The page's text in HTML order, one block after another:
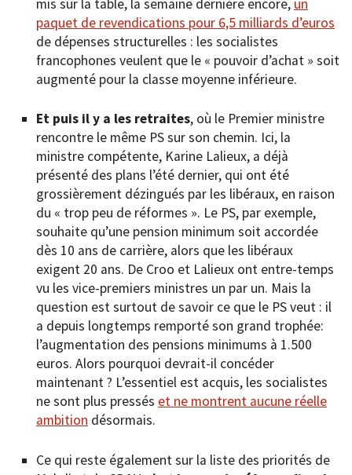
mis sur la table, la semaine dernière encore, un
paquet de revendications pour 6,5 milliards d’euros
de dépenses structurelles : les socialistes
francophones veulent que le « pouvoir d’achat » soit
augmenté pour la classe moyenne inférieure.
Et puis il y a les retraites, où le Premier ministre
rencontre le même PS sur son chemin. Ici, la
ministre compétente, Karine Lalieux, a déjà
présenté des plans l’été dernier, qui ont été
grossièrement dézingués par les libéraux, en raison
du « trop peu de réformes ». Le PS, par exemple,
souhaite qu’une pension minimum soit accordée
dès 10 ans de carrière, alors que les libéraux
exigent 20 ans. De Croo et Lalieux ont entre-temps
vu les vice-premiers ministres un par un. Mais la
question est surtout de savoir ce que le PS veut : il
a depuis longtemps remporté son grand trophée:
l’augmentation des pensions minimums à 1.500
euros. Alors pourquoi devrait-il concéder
maintenant ? L’essentiel est acquis, les socialistes
ne sont plus pressés et ne montrent aucune réelle
ambition désormais.
Ce qui reste également sur la liste des priorités de